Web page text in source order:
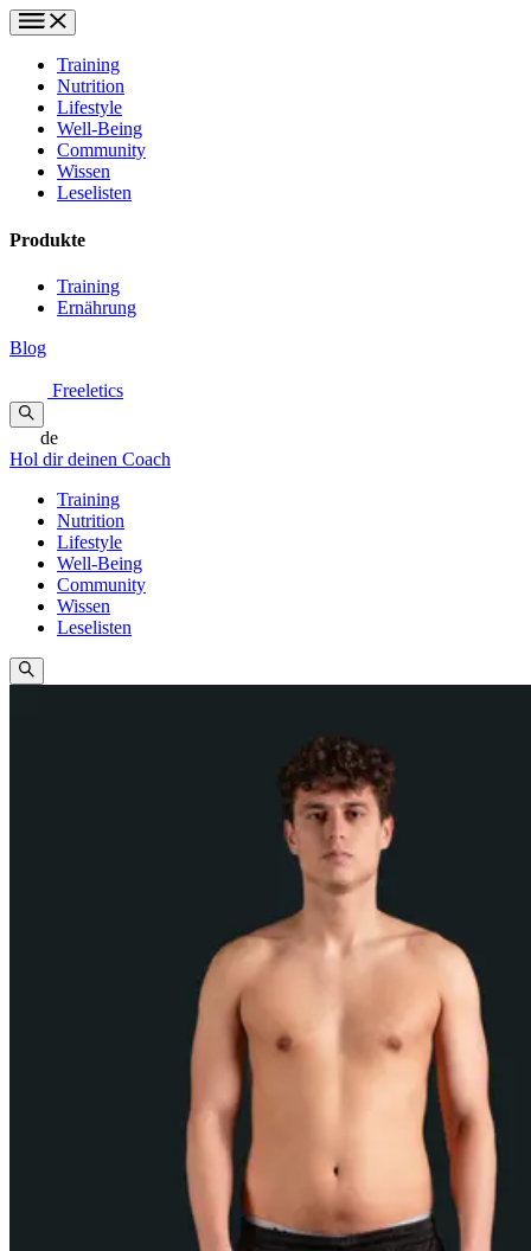
Training
Nutrition
Lifestyle
Well-Being
Community
Wissen
Leselisten
Produkte
Training
Ernährung
Blog
Freeletics
de
Hol dir deinen Coach
Training
Nutrition
Lifestyle
Well-Being
Community
Wissen
Leselisten